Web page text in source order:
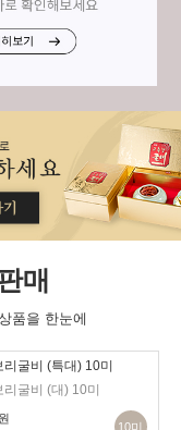
매
품을 한눈에
굴비 (특대) 10미
굴비 (대) 10미
원
10미